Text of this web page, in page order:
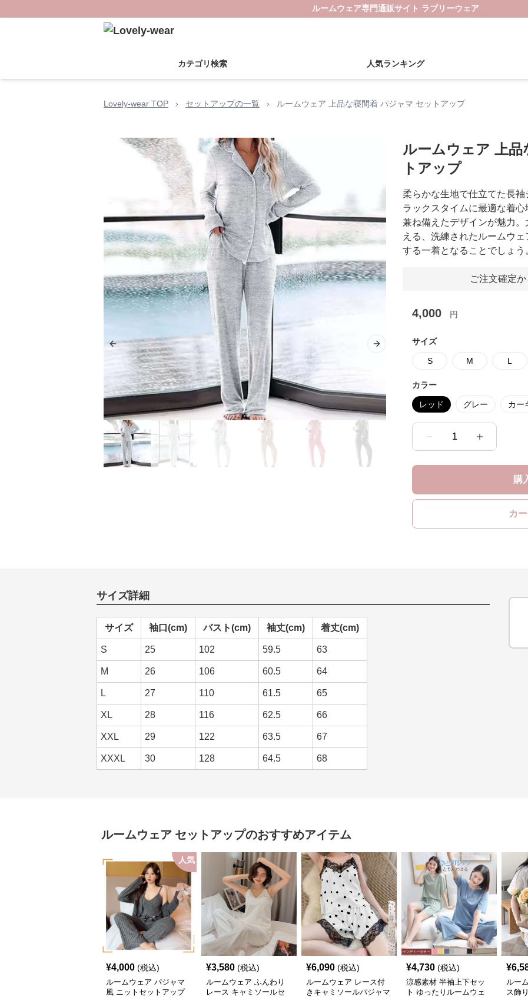
ルームウェア専門通販サイト ラブリーウェア
カテゴリ検索 人気ランキング
Lovely-wear TOP › セットアップの一覧 › ルームウェア 上品な寝間着 パジャマ セットアップ
Previous slide Next slide
ルームウェア 上品
トアップ
柔らかな生地で仕立てた長
ラックスタイムに最適な着
兼ね備えたデザインが魅力
える、洗練されたルームウ
する一着となることでしょう
ご注文確定
4,000 円
サイズ
S M L
カラー
レッド グレー カー
1
購
カ
サイズ詳細
サイズ 袖口(cm) バスト(cm) 袖丈(cm) 着丈(cm)
S 25 102 59.5 63
M 26 106 60.5 64
L 27 110 61.5 65
XL 28 116 62.5 66
XXL 29 122 63.5 67
XXXL 30 128 64.5 68
ルームウェア セットアップのおすすめアイテム
人気
¥4,000 (税込)
ルームウェア パジャマ
風 ニットセットアップ
¥3,580 (税込)
ルームウェア ふんわり
レース キャミソールセ
¥6,090 (税込)
ルームウェア レース付
きキャミソールパジャマ
¥4,730 (税込)
涼感素材 半袖上下セッ
ト ゆったりルームウェ
¥
ルー
ス飾